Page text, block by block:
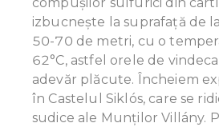
compușilor sulfurici din
izbucnește la suprafață de
50-70 de metri, cu o
62°C, astfel orele de
adevăr plăcute. Încheiem
în Castelul Siklós, care se
sudice ale Munților Villány.